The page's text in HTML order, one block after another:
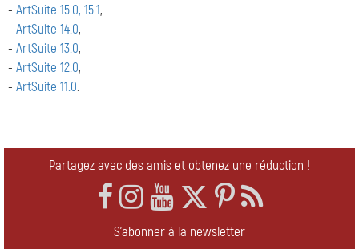
- ArtSuite 15.0, 15.1,
- ArtSuite 14.0,
- ArtSuite 13.0,
- ArtSuite 12.0,
- ArtSuite 11.0.
Partagez avec des amis et obtenez une réduction !
S'abonner à la newsletter